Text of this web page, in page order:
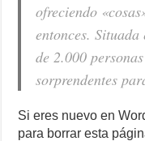
ofreciendo
entonces.
de 2.000
sorprendentes
Si eres nuevo en
para borrar esta